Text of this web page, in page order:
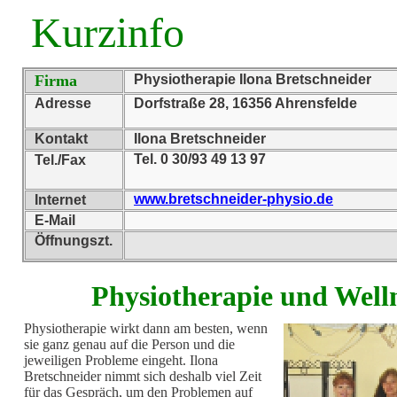
Kurzinfo
Firma
Physiotherapie Ilona Bretschneider
Adresse
Dorfstraße 28, 16356 Ahrensfelde
Kontakt
Ilona Bretschneider
Tel./Fax
Tel. 0 30/93 49 13 97
Internet
www.bretschneider-physio.de
E-Mail
Öffnungszt.
Physiotherapie und
Physiotherapie wirkt dann am besten, wenn
sie ganz genau auf die Person und die
jeweiligen Probleme eingeht. Ilona
Bretschneider nimmt sich deshalb viel Zeit
für das Gespräch, um den Problemen auf